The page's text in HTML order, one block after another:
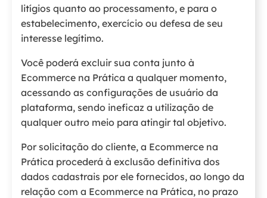
litígios quanto ao processamento, e para o
estabelecimento, exercício ou defesa de seu
interesse legítimo.
Você poderá excluir sua conta junto à
Ecommerce na Prática a qualquer momento,
acessando as configurações de usuário da
plataforma, sendo ineficaz a utilização de
qualquer outro meio para atingir tal objetivo.
Por solicitação do cliente, a Ecommerce na
Prática procederá à exclusão definitiva dos
dados cadastrais por ele fornecidos, ao longo da
relação com a Ecommerce na Prática, no prazo